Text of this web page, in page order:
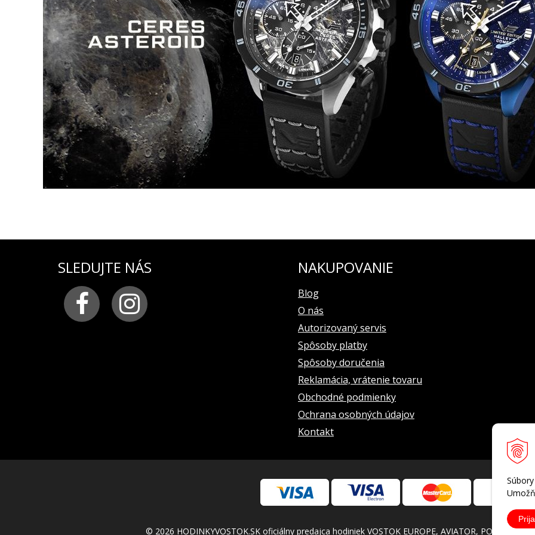
60-minútový chronograf(centrálna sekundová ručička chronografu, bočná minútová ručička chronografu v polohe 9
kalendár: jednoduchý s rýchlym nastavením (dni v mesiaci)
SLEDUJTE NÁS NAKUPOVANIE
Blog
O nás
Autorizovaný servis
Spôsoby platby
Spôsoby doručenia
Reklamácia, vrátenie tovaru
Obchodné podmienky
Ochrana osobných údajov
Kontakt
© 2026 HODINKYVOSTOK.SK oficiálny predajca hodiniek VOSTOK EUROPE, AVIATOR, POLJOT